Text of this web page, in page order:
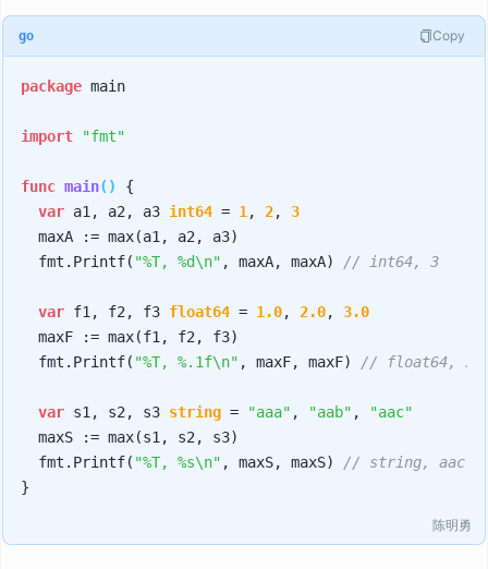
go Copy
package main
import "fmt"
func main()
{
var a1, a2, a3 int64 = 1 , 2, 3
	fmt.Printf(
"%T, %d\n" , maxA, maxA) // int64, 3
var f1, f2, f3 float64 = 1.0, 2.0, 3.0
	fmt.Printf(
"%T, %.1f\n" , maxF, maxF) // float64,
var s1, s2, s3 string = "aaa" , "aab" ,
"aac"
	fmt.Printf(
"%T, %s\n" , maxS, maxS)
// string, aac
陈明勇